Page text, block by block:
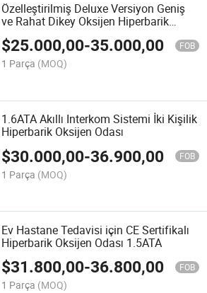
Özelleştirilmiş Deluxe Versiyon Geniş
ve Rahat Dikey Oksijen Hiperbarik
Odası
$25.000,00-35.000,00 FOB
1 Parça (MOQ)
1.6ATA Akıllı Interkom Sistemi İki Kişilik
Hiperbarik Oksijen Odası
$30.000,00-36.900,00 FOB
1 Parça (MOQ)
Ev Hastane Tedavisi için CE Sertifikalı
Hiperbarik Oksijen Odası 1.5ATA
$31.800,00-36.800,00 FOB
1 Parça (MOQ)